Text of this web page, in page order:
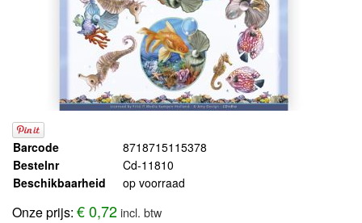
Barcode
8718715115378
Bestelnr
Cd-11810
Beschikbaarheid
op voorraad
Onze prijs: € 0,72incl. btw